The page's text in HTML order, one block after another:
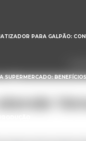
PARA GALPÃO:
SUPERMERCADO: